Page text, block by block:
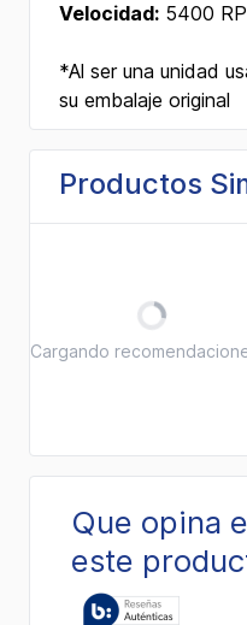
Velocidad: 5400
*Al ser una unidad
su embalaje original
Productos
Cargando